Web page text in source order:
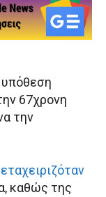
67χρονη
την
καθώς της